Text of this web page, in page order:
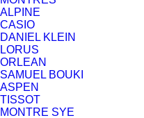
ALPINE
CASIO
DANIEL KLEIN
LORUS
ORLEAN
SAMUEL BOUKI
ASPEN
TISSOT
MONTRE SYE